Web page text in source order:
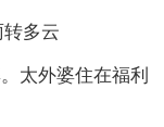
多云
太外婆住在福利